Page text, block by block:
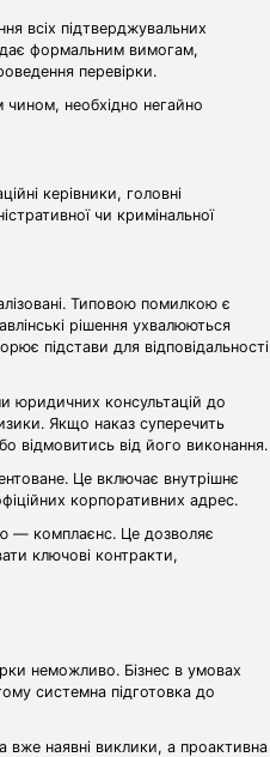
всіх підтверджувальних
формальним вимогам,
перевірки.
чином, необхідно негайно
керівники, головні
чи кримінальної
Типовою помилкою є
рішення ухвалюються
підстави для відповідальності
юридичних консультацій до
Якщо наказ суперечить
відмовитись від його виконання.
Це включає внутрішнє
корпоративних адрес.
— комплаєнс. Це дозволяє
ключові контракти,
неможливо. Бізнес в умовах
системна підготовка до
наявні виклики, а проактивна